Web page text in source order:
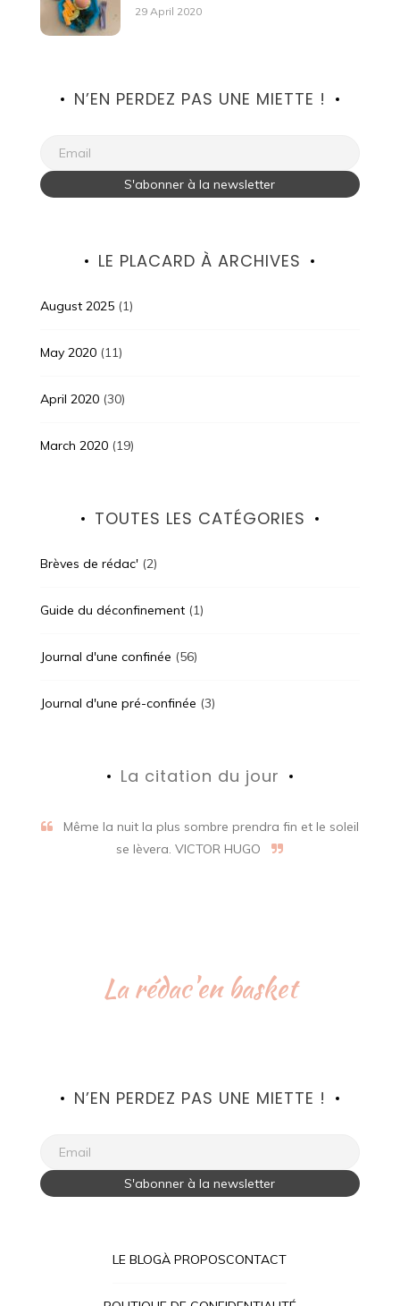
29 April 2020
N’EN PERDEZ PAS UNE MIETTE !
LE PLACARD À ARCHIVES
August 2025(1)
May 2020(11)
April 2020(30)
March 2020(19)
TOUTES LES CATÉGORIES
Brèves de rédac'(2)
Guide du déconfinement(1)
Journal d'une confinée (56)
Journal d'une pré-confinée (3)
La citation du jour
Même la nuit la plus sombre prendra fin et le soleil
se lèvera. VICTOR HUGO
La rédac'en basket
N’EN PERDEZ PAS UNE MIETTE !
LE BLOGÀ PROPOSCONTACT